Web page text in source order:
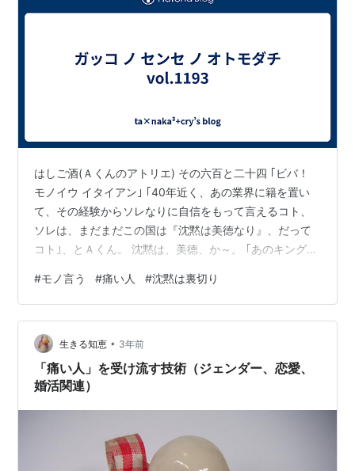
はしご酒(Ａくんのアトリエ) その六百と二十四 ｢ビバ！
モノイウ イタイアン｣ ｢40年近く、あの業界に籍を置い
て、その経験からソレなりに自信をもって言えるコト、
ソレは、まだまだこの国は『沈黙は美徳なり』、だって
コト｣、とＡくん。 沈黙は、美徳、か～。 ｢あのキング牧
されたでしょうね｣、と私。 ｢あ～、モノ申されただろう
な、間違いなく｣ ｢あの、キング牧師のトビッキリの名
言。たしか、『沈黙は時として裏切りになる場合があ
る』、でしたよね｣ ｢そうそう、ソレソレ。メチャクチャ
好きな名言なんだよな～。と、いうか、『沈黙は美徳な
り』、に、丸め込まれそ…
#モノ言う #痛い人 #沈黙は裏切り
生きる知恵 • 3年前
「痛い人」を受け流す技術（ジェンダー、恋愛、
婚活関連）